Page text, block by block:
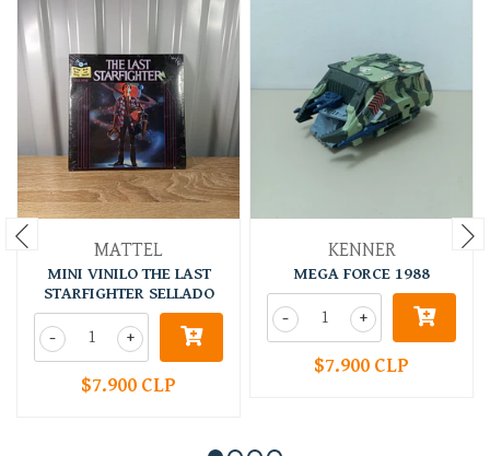
MATTEL
MINI VINILO THE LAST
STARFIGHTER SELLADO
+
-
$7.900 CLP
KENNER
MEGA FORCE 1988
+
-
$7.900 CLP